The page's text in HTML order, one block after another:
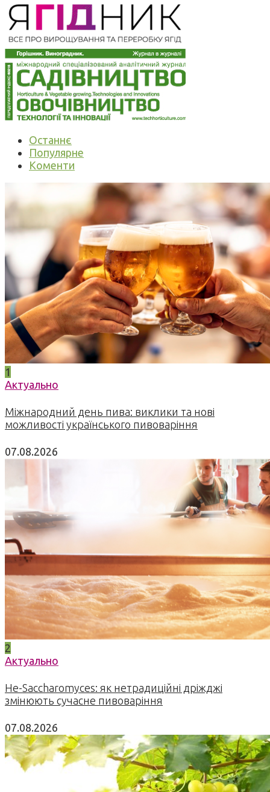
Останнє
Популярне
Коменти
1
Актуально
Міжнародний день пива: виклики та нові
можливості українського пивоваріння
07.08.2026
2
Актуально
Не-Saccharomyces: як нетрадиційні дріжджі
змінюють сучасне пивоваріння
07.08.2026